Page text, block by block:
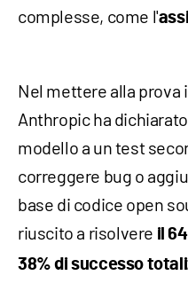
complesse, come l'
Nel mettere alla prova
Anthropic ha
modello a un test
correggere bug o
base di codice open
riuscito a risolvere il
38% di successo